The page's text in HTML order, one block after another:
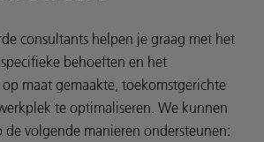
consultants helpen je graag met het
behoeften en het
maat gemaakte, toekomstgerichte
te optimaliseren. We kunnen
volgende manieren ondersteunen: